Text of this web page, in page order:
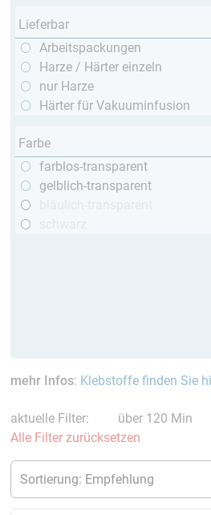
Lieferbar
Arbeitspackungen
Harze / Härter einzeln
nur Harze
Härter für Vakuuminfusion
Farbe
farblos-transparent
gelblich-transparent
mehr Infos: Klebstoffe finden Sie
aktuelle Filter: über 120 Min
Alle Filter zurücksetzen